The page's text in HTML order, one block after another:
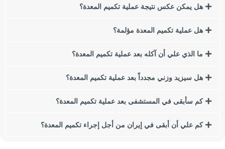
من الأشخاص الذين يعانون من زيادة الوزن أو السمنة عن طرق
وهي جراحة المجازة المعدية لفقدان الوزن. في هذه المقالة سوف
البعض. إذا كنت تعبت من زيادة الوزن والسمنة ، نقترح عليك قراءة
هل يمكن عكس نتيجة عملية تكميم المعدة؟
هل عملية تكميم المعدة مؤلمة؟
ما الذي علي أن آكله بعد عملية تكميم المعدة؟
هل سيزيد وزني مجدداً بعد عملية تكميم المعدة؟
كم سأبقى في المستشفى بعد عملية تكميم المعدة؟
كم علي أن أبقى في إيران من أجل إجراء تكميم المعدة؟